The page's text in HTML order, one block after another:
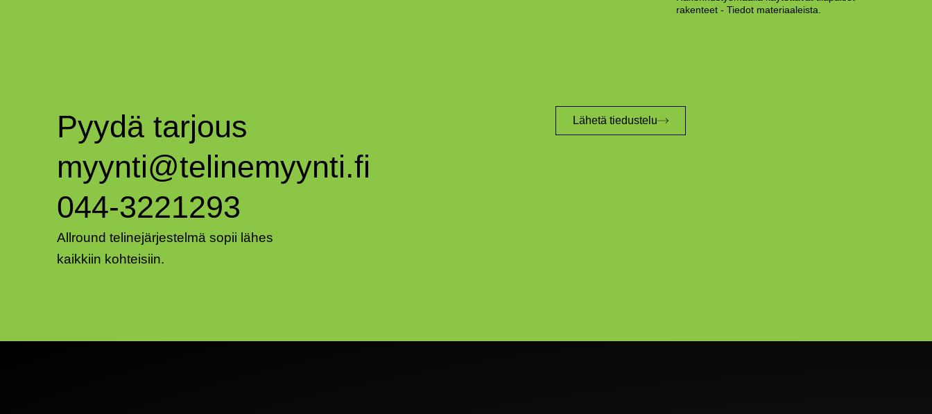
rakenteet - Tiedot materiaaleista.
Pyydä tarjous
myynti@telinemyynti.fi
044-3221293
Allround telinejärjestelmä sopii lähes
kaikkiin kohteisiin.
Lähetä tiedustelu